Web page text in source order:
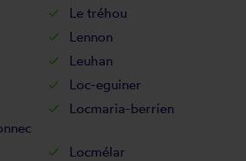
Le tréhou
Lennon
Leuhan
Loc-eguiner
Locmaria-berrien
Locmélar